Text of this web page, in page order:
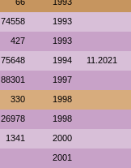
74558 1993
427 1993
75648 1994 11.2021
88301 1997
330 1998
26978 1998
1341 2000
2001